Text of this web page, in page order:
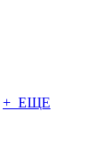
+ ЕЩЕ